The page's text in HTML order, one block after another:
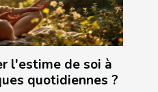
l'estime de soi à
quotidiennes ?